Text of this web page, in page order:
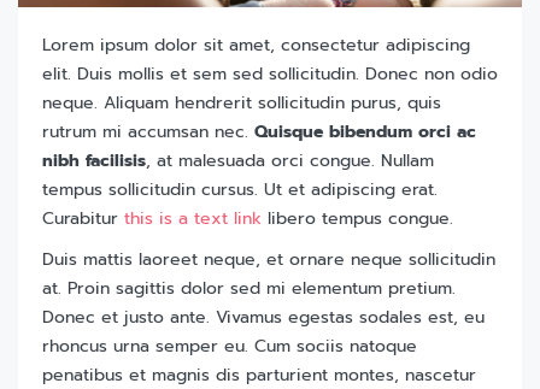
Lorem ipsum dolor sit amet, consectetur adipiscing
elit. Duis mollis et sem sed sollicitudin. Donec non odio
neque. Aliquam hendrerit sollicitudin purus, quis
rutrum mi accumsan nec. Quisque bibendum orci ac
nibh facilisis, at malesuada orci congue. Nullam
tempus sollicitudin cursus. Ut et adipiscing erat.
Curabitur this is a text link libero tempus congue.
Duis mattis laoreet neque, et ornare neque sollicitudin
at. Proin sagittis dolor sed mi elementum pretium.
Donec et justo ante. Vivamus egestas sodales est, eu
rhoncus urna semper eu. Cum sociis natoque
penatibus et magnis dis parturient montes, nascetur